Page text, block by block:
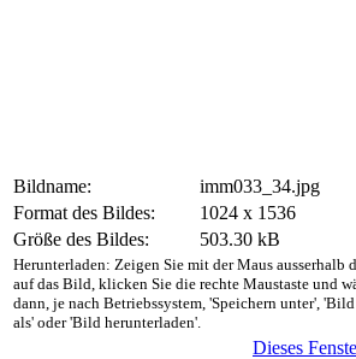
Bildname:
imm033_34.jpg
Format des Bildes:
1024 x 1536
Größe des Bildes:
503.30 kB
Herunterladen: Zeigen Sie mit der Maus ausserhalb
auf das Bild, klicken Sie die rechte Maustaste und
dann, je nach Betriebssystem, 'Speichern unter',
als' oder 'Bild herunterladen'.
Dieses